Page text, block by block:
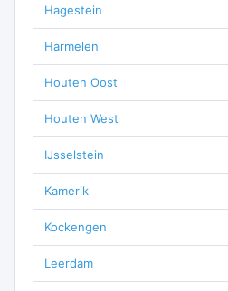
Hagestein
Harmelen
Houten Oost
Houten West
IJsselstein
Kamerik
Kockengen
Leerdam